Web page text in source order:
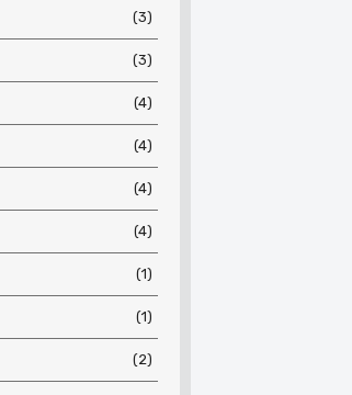
(3)
(3)
(4)
(4)
(4)
(4)
(1)
(1)
(2)